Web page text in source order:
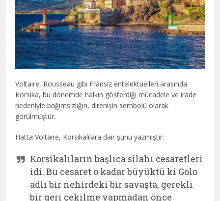
Voltaire, Rousseau gibi Fransız entelektüelleri arasında
Korsika, bu dönemde halkın gösterdiği mücadele ve irade
nedeniyle bağımsızlığın, direnişin sembolü olarak
görülmüştür.
Hatta Voltaire, Korsikalılara dair şunu yazmıştır:
Korsikalıların başlıca silahı cesaretleri
idi. Bu cesaret o kadar büyüktü ki Golo
adlı bir nehirdeki bir savaşta, gerekli
bir geri çekilme yapmadan önce